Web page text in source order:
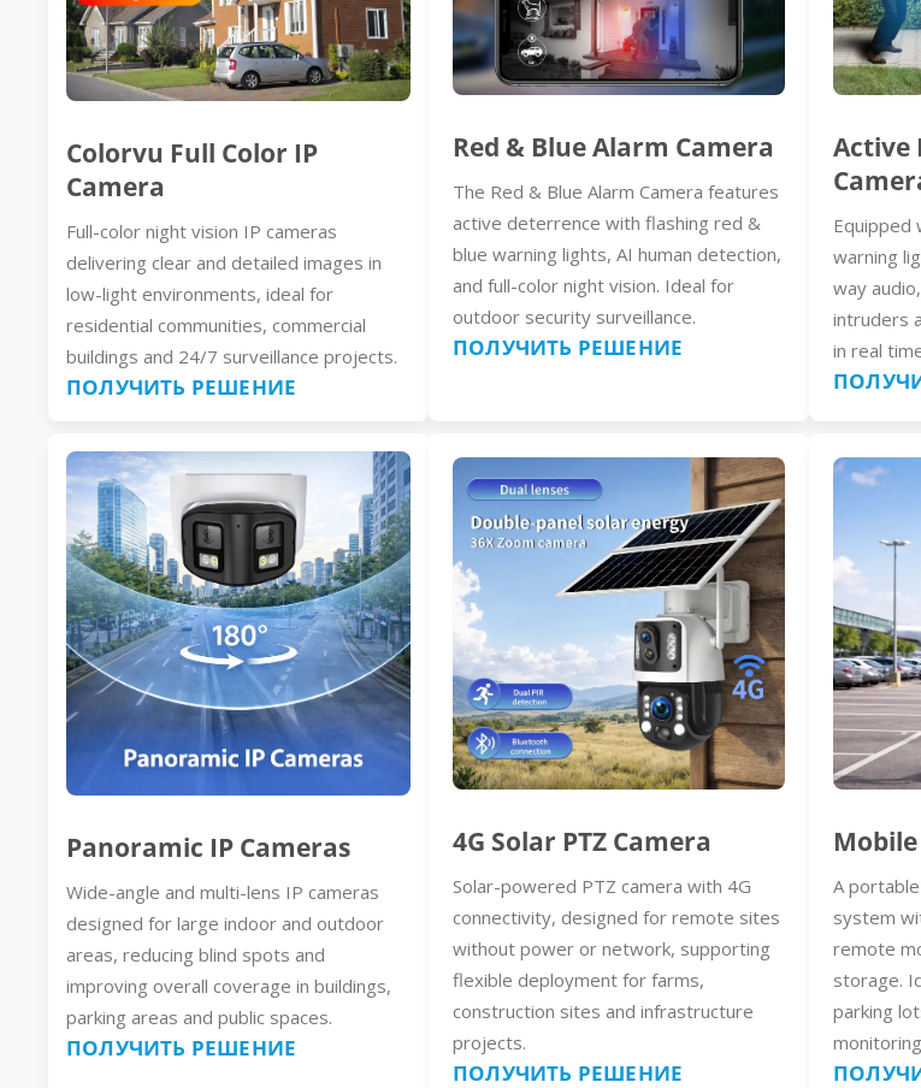
Colorvu Full Color IP
Camera
Full-color night vision IP cameras
delivering clear and detailed images in
low-light environments, ideal for
residential communities, commercial
buildings and 24/7 surveillance projects.
ПОЛУЧИТЬ РЕШЕНИЕ
Red & Blue Alarm Camera
The Red & Blue Alarm Camera features
active deterrence with flashing red &
blue warning lights, AI human detection,
and full-color night vision. Ideal for
outdoor security surveillance.
ПОЛУЧИТЬ РЕШЕНИЕ
Active
Equipped
warning
way
intruders
in real
Panoramic IP Cameras
Wide-angle and multi-lens IP cameras
designed for large indoor and outdoor
areas, reducing blind spots and
improving overall coverage in buildings,
parking areas and public spaces.
ПОЛУЧИТЬ РЕШЕНИЕ
4G Solar PTZ Camera
Solar-powered PTZ camera with 4G
connectivity, designed for remote sites
without power or network, supporting
flexible deployment for farms,
construction sites and infrastructure
projects.
ПОЛУЧИТЬ РЕШЕНИЕ
Mobile
A
system
remote
storage.
parking